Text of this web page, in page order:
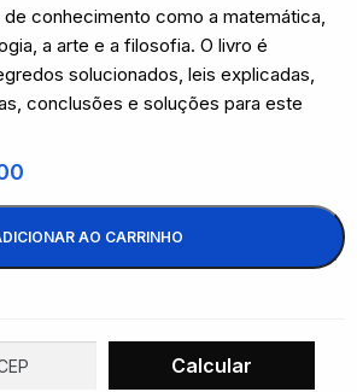
conhecimento como a matemática,
a arte e a filosofia. O livro é
solucionados, leis explicadas,
conclusões e soluções para este
AO CARRINHO